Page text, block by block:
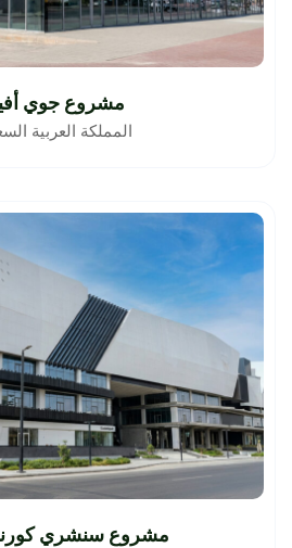
مشروع جوي
المملكة العربية
مشروع سنشري